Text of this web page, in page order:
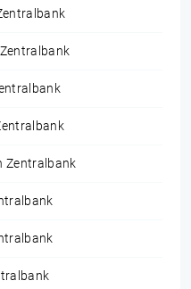
Zentralbank